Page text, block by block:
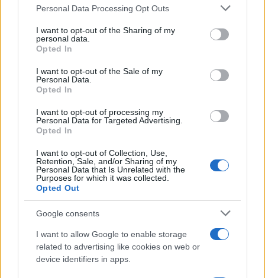
Please note that this website/app uses one or more Google
not limited to your visit or usage behaviour. You may click to
grant or deny consent to Google and its third-party tags to
use your data for below specified purposes in below Google
consent section.
Personal Data Processing Opt Outs
I want to opt-out of the Sharing of my
personal data.
Opted In
I want to opt-out of the Sale of my
Personal Data.
Opted In
I want to opt-out of processing my
Personal Data for Targeted Advertising.
Opted In
I want to opt-out of Collection, Use,
Retention, Sale, and/or Sharing of my
Personal Data that Is Unrelated with the
Purposes for which it was collected.
Opted Out
Google consents
I want to allow Google to enable storage
related to advertising like cookies on web or
device identifiers in apps.
María Vázquez
María Vázquez, zaragozana de 38 años con
gafas y mirada analítica, rememora haber
cubierto la crecida del Ebro en 2015 desde la
y contexto en cada pieza; es licenciada en
Historia por la Universidad de Zaragoza y
urbana y políticas públicas.